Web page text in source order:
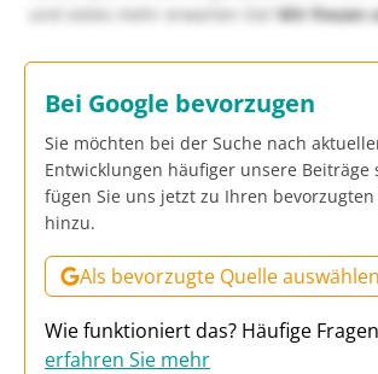
und vieles mehr erwarten Sie!Wir freuen
Bei Google bevorzugen
Sie möchten bei der Suche nach
Entwicklungen häufiger unsere Beiträge
fügen Sie uns jetzt zu Ihren
hinzu.
Als bevorzugte Quelle auswählen
Wie funktioniert das? Häufige
erfahren Sie mehr